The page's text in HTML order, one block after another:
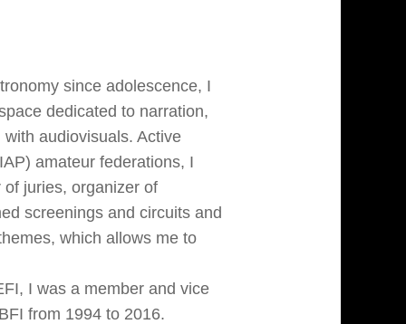
since adolescence, I
dedicated to narration,
audiovisuals. Active
amateur federations, I
juries, organizer of
screenings and circuits and
which allows me to
I was a member and vice
from 1994 to 2016.